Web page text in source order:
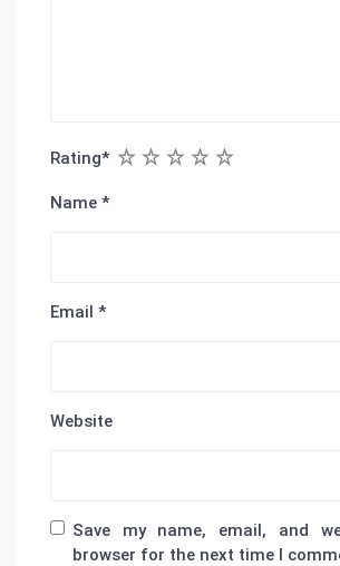
Rating* 5
4
3
2
1
Name *
Email *
Website
Save my name, email, and
browser for the next time I